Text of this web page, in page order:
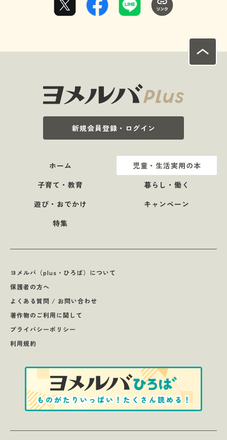
新規会員登録・ログイン
ホーム
児童・生活実用の本
子育て・教育
暮らし・働く
遊び・おでかけ
キャンペーン
特集
ヨメルバ（plus・ひろば）について
保護者の方へ
よくある質問 / お問い合わせ
著作物のご利用に関して
プライバシーポリシー
利用規約